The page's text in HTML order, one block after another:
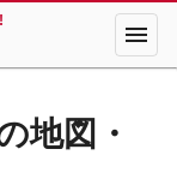
menu
地図・